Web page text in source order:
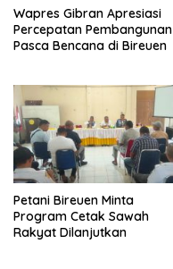
Wapres Gibran Apresiasi
Percepatan Pembangunan
Pasca Bencana di Bireuen
Petani Bireuen Minta
Program Cetak Sawah
Rakyat Dilanjutkan